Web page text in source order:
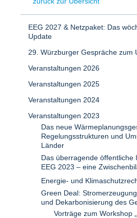
EEG 2027 & Netzpaket: Das
Update
29. Würzburger Gespräche zum
Veranstaltungen 2026
Veranstaltungen 2025
Veranstaltungen 2024
Veranstaltungen 2023
Das neue
Regelungsstrukturen und
Länder
Das überragende öffentliche
EEG 2023 – eine
Energie- und
Green Deal:
und Dekarbonisierung des
Vorträge zum Workshop